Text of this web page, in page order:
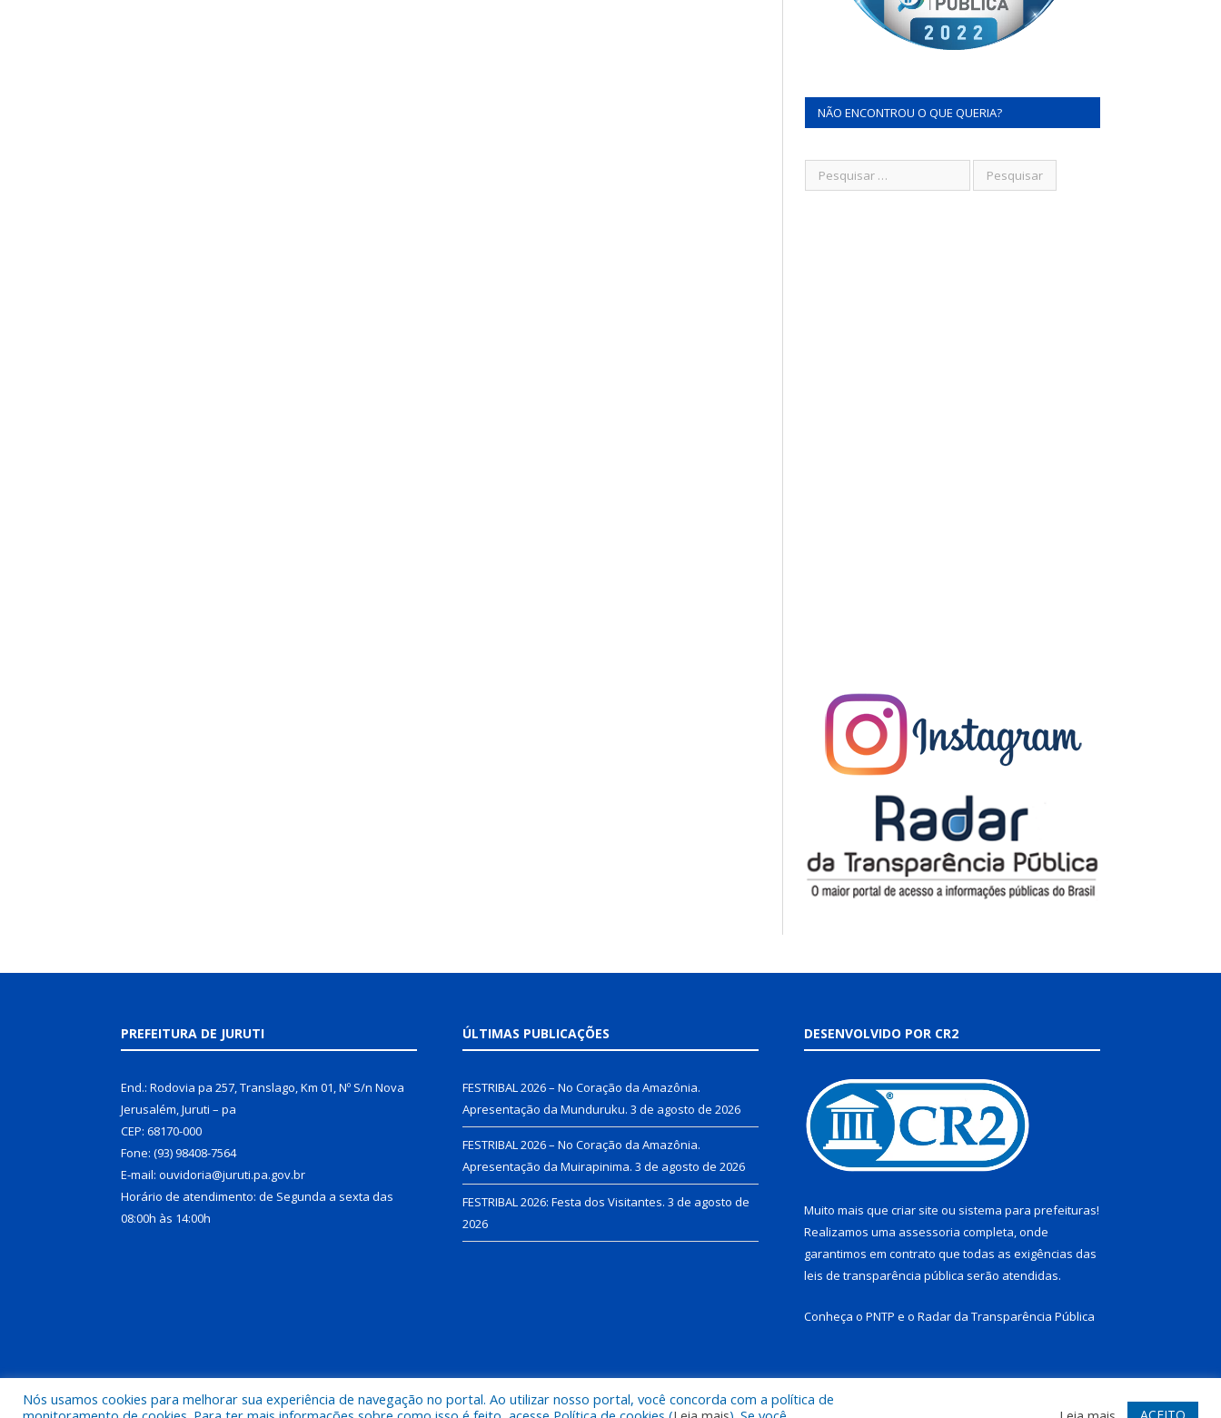
NÃO ENCONTROU O QUE QUERIA?
PREFEITURA DE JURUTI
End.: Rodovia pa 257, Translago, Km 01, Nº S/n Nova
Jerusalém, Juruti – pa
CEP: 68170-000
Fone: (93) 98408-7564
E-mail: ouvidoria@juruti.pa.gov.br
Horário de atendimento: de Segunda a sexta das
08:00h às 14:00h
ÚLTIMAS PUBLICAÇÕES
FESTRIBAL 2026 – No Coração da Amazônia.
Apresentação da Munduruku. 3 de agosto de 2026
FESTRIBAL 2026 – No Coração da Amazônia.
Apresentação da Muirapinima. 3 de agosto de 2026
FESTRIBAL 2026: Festa dos Visitantes. 3 de agosto de
2026
DESENVOLVIDO POR CR2
Muito mais que criar site ou sistema para prefeituras!
Realizamos uma assessoria completa, onde
garantimos em contrato que todas as exigências das
leis de transparência pública serão atendidas.
Conheça o PNTP e o Radar da Transparência Pública
Todos os direitos reservados a Prefeitura Municipal de Juruti. Mapa do Site Acessar Webmail
Nós usamos cookies para melhorar sua experiência de navegação no portal. Ao utilizar nosso portal, você concorda com a política de
ACEITO